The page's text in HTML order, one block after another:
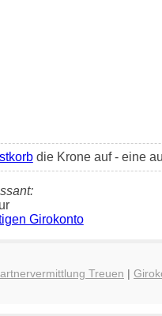
die Krone auf - eine
Girokonto
Treuen |